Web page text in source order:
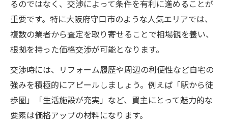
るのではなく、交渉によって条件を有利に進めることが
重要です。特に大阪府守口市のような人気エリアでは、
複数の業者から査定を取り寄せることで相場観を養い、
根拠を持った価格交渉が可能となります。
交渉時には、リフォーム履歴や周辺の利便性など自宅の
強みを積極的にアピールしましょう。例えば「駅から徒
歩圏」「生活施設が充実」など、買主にとって魅力的な
要素は価格アップの材料になります。